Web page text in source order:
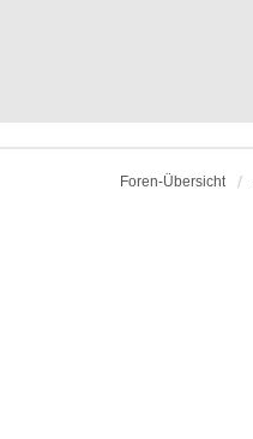
Foren-Übersicht